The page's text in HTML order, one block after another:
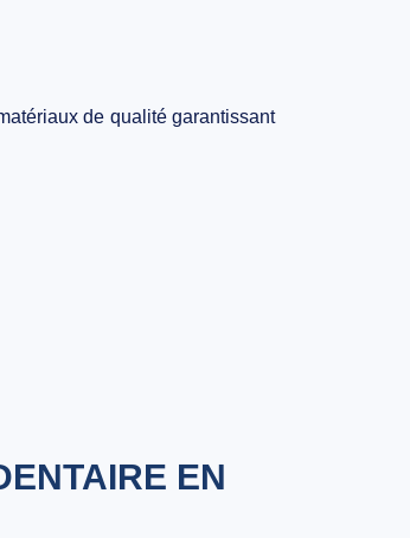
de qualité garantissant
EN